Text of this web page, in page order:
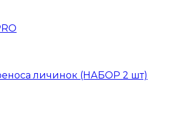
личинок (НАБОР 2 шт)